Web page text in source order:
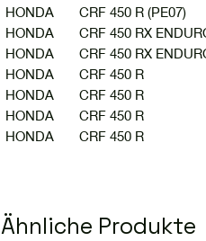
HONDA CRF 450
HONDA CRF 450 RX
HONDA CRF 450 RX
HONDA CRF
HONDA CRF
HONDA CRF
HONDA CRF
Ähnliche Produkte